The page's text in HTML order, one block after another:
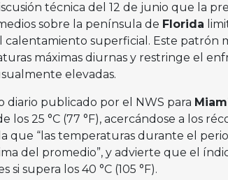
técnica del 12 de junio que la
sobre la península de Florida
calentamiento superficial. Este patrón
máximas diurnas y restringe el
elevadas.
diario publicado por el NWS para
los 25 °C (77 °F), acercándose a los
que “las temperaturas durante el
del promedio”, y advierte que el
si supera los 40 °C (105 °F).